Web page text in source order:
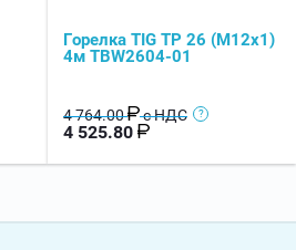
Горелка TIG TP 26 (М12x1)
4м TBW2604-01
4 764.00 с НДС
4 525.80